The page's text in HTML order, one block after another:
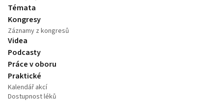
Témata
Kongresy
Záznamy z kongresů
Videa
Podcasty
Práce v oboru
Praktické
Kalendář akcí
Dostupnost léků